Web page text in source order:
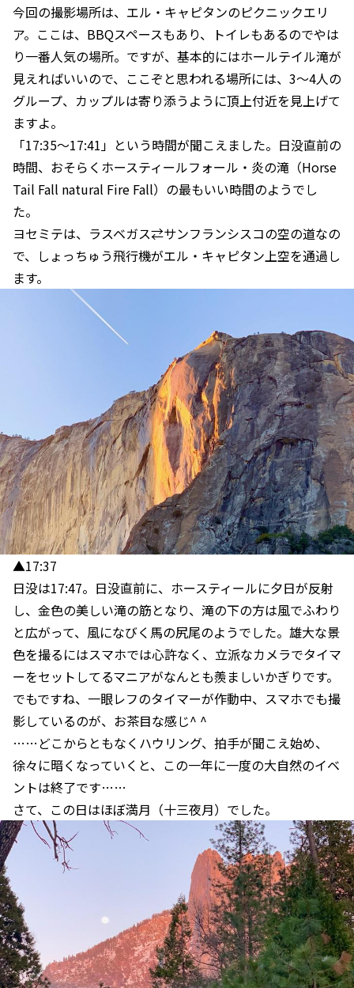
今回の撮影場所は、エル・キャピタンのピクニックエリ
ア。ここは、BBQスペースもあり、トイレもあるのでやは
り一番人気の場所。ですが、基本的にはホールテイル滝が
見えればいいので、ここぞと思われる場所には、3～4人の
グループ、カップルは寄り添うように頂上付近を見上げて
ますよ。
「17:35～17:41」という時間が聞こえました。日没直前の
時間、おそらくホースティールフォール・炎の滝（Horse
Tail Fall natural Fire Fall）の最もいい時間のようでし
た。
ヨセミテは、ラスベガス⇄サンフランシスコの空の道なの
で、しょっちゅう飛行機がエル・キャピタン上空を通過し
ます。
▲17:37
日没は17:47。日没直前に、ホースティールに夕日が反射
し、金色の美しい滝の筋となり、滝の下の方は風でふわり
と広がって、風になびく馬の尻尾のようでした。雄大な景
色を撮るにはスマホでは心許なく、立派なカメラでタイマ
ーをセットしてるマニアがなんとも羨ましいかぎりです。
でもですね、一眼レフのタイマーが作動中、スマホでも撮
影しているのが、お茶目な感じ^ ^
……どこからともなくハウリング、拍手が聞こえ始め、
徐々に暗くなっていくと、この一年に一度の大自然のイベ
ントは終了です……
さて、この日はほぼ満月（十三夜月）でした。